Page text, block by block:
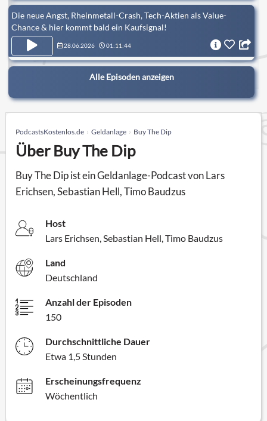
Die neue Angst, Rheinmetall-Crash, Tech-Aktien als Value-
Chance & hier kommt bald ein Kaufsignal!
28.06.2026 01:11:44
Alle Episoden anzeigen
PodcastsKostenlos.de Geldanlage Buy The Dip
Über Buy The Dip
Buy The Dip ist ein Geldanlage-Podcast von Lars
Erichsen, Sebastian Hell, Timo Baudzus
Host
Lars Erichsen, Sebastian Hell, Timo Baudzus
Land
Deutschland
Anzahl der Episoden
150
Durchschnittliche Dauer
Etwa 1,5 Stunden
Erscheinungsfrequenz
Wöchentlich